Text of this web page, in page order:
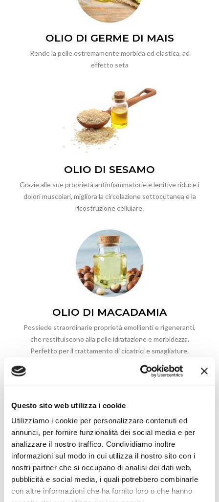
Questo sito web utilizza i cookie
Utilizziamo i cookie per personalizzare contenuti ed
annunci, per fornire funzionalità dei social media e per
analizzare il nostro traffico. Condividiamo inoltre
informazioni sul modo in cui utilizza il nostro sito con i
nostri partner che si occupano di analisi dei dati web,
pubblicità e social media, i quali potrebbero combinarle
con altre informazioni che ha fornito loro o che hanno
OLIO DI GERME DI MAIS
Rende la pelle estremamente morbida ed elastica, ad
effetto seta
OLIO DI SESAMO
Grazie alle sue proprietà antinfiammatorie e lenitive riduce i
dolori muscolari, migliora la circolazione sottocutanea e la
ricostruzione cellulare.
OLIO DI MACADAMIA
Possiede straordinarie proprietà emollienti e rigeneranti,
che restituiscono alla pelle idratazione e morbidezza.
Perfetto per il trattamento di cicatrici e smagliature.
OLIO DI OLIVA
Potente antiossidante ricco di vitamine ad azione
idratante, emolliente e lenitiva.